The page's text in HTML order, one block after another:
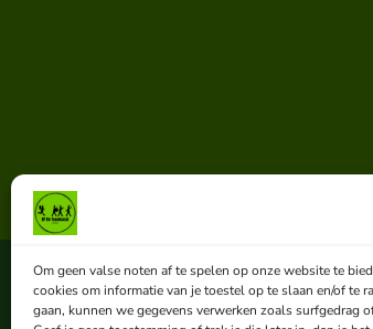
Om geen valse noten af te spelen op onze website te
cookies om informatie van je toestel op te slaan en/of te
gaan, kunnen we gegevens verwerken zoals surfgedrag
Contact FAQ Disclaimer